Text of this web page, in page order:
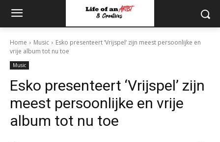
Home Music
Esko presenteert ‘Vrijspel’ zijn meest persoonlijke en
vrije album tot nu toe
Music
Esko presenteert ‘Vrijspel’ zijn
meest persoonlijke en vrije
album tot nu toe